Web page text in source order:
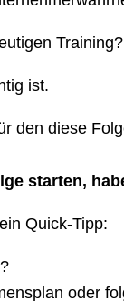
Training?
ist.
den diese
starten,
Quick-Tipp:
oder